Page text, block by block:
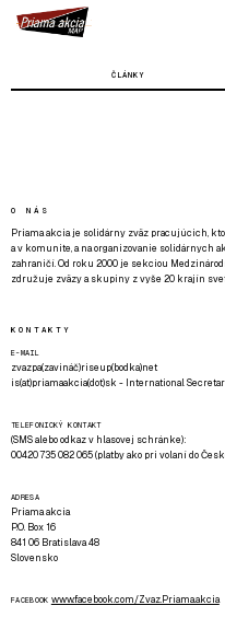
ČLÁNKY
O NÁS
Priama akcia je solidárny zväz pracujúcich,
a v komunite, a na organizovanie solidárnych
zahraničí. Od roku 2000 je sekciou
združuje zväzy a skupiny z vyše 20 krajín
KONTAKTY
E-MAIL
zvazpa(zavináč)riseup(bodka)net
is(at)priamaakcia(dot)sk - International
TELEFONICKÝ KONTAKT
(SMS alebo odkaz v hlasovej schránke):
00420 735 082 065 (platby ako pri volaní do
ADRESA
Priama akcia
P.O. Box 16
841 06 Bratislava 48
Slovensko
FACEBOOK www.facebook.com/Zvaz.Priama.akcia